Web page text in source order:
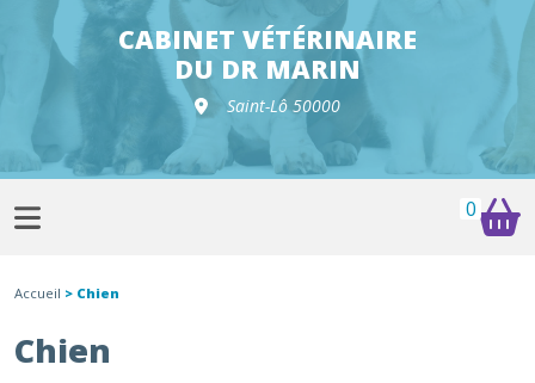
Sélection de croquettes vétérinaire
CABINET VÉTÉRINAIRE
DU DR MARIN
Saint-Lô 50000
0
Accueil > Chien
Chien